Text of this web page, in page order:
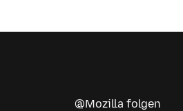
@Mozilla folgen